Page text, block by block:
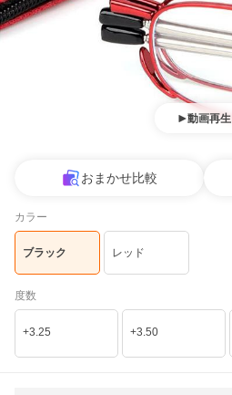
動画再生
おまかせ比較
カラー
ブラック レッド
度数
+3.25 +3.50